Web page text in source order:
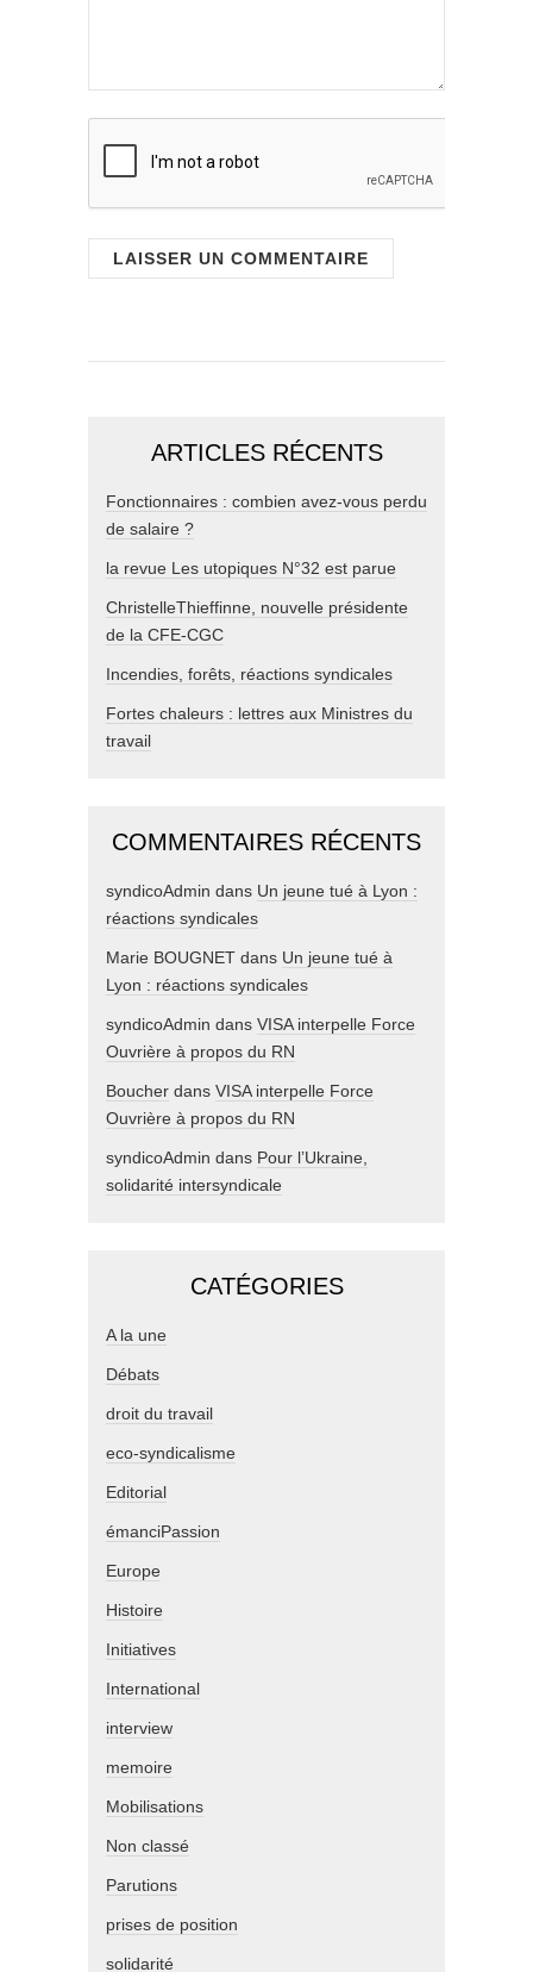
ARTICLES RÉCENTS
Fonctionnaires : combien avez-vous perdu
de salaire ?
la revue Les utopiques N°32 est parue
ChristelleThieffinne, nouvelle présidente
de la CFE-CGC
Incendies, forêts, réactions syndicales
Fortes chaleurs : lettres aux Ministres du
travail
COMMENTAIRES RÉCENTS
syndicoAdmin dans Un jeune tué à Lyon :
réactions syndicales
Marie BOUGNET dans Un jeune tué à
Lyon : réactions syndicales
syndicoAdmin dans VISA interpelle Force
Ouvrière à propos du RN
Boucher dans VISA interpelle Force
Ouvrière à propos du RN
syndicoAdmin dans Pour l’Ukraine,
solidarité intersyndicale
CATÉGORIES
A la une
Débats
droit du travail
eco-syndicalisme
Editorial
émanciPassion
Europe
Histoire
Initiatives
International
interview
memoire
Mobilisations
Non classé
Parutions
prises de position
solidarité